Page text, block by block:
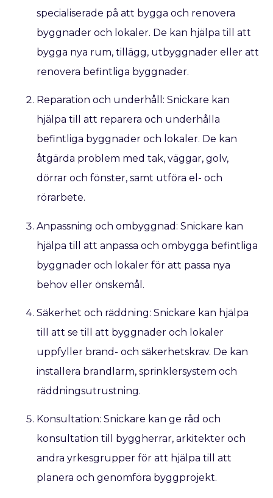
specialiserade på att bygga och renovera
byggnader och lokaler. De kan hjälpa till att
bygga nya rum, tillägg, utbyggnader eller att
renovera befintliga byggnader.
Reparation och underhåll: Snickare kan
hjälpa till att reparera och underhålla
befintliga byggnader och lokaler. De kan
åtgärda problem med tak, väggar, golv,
dörrar och fönster, samt utföra el- och
rörarbete.
Anpassning och ombyggnad: Snickare kan
hjälpa till att anpassa och ombygga befintliga
byggnader och lokaler för att passa nya
behov eller önskemål.
Säkerhet och räddning: Snickare kan hjälpa
till att se till att byggnader och lokaler
uppfyller brand- och säkerhetskrav. De kan
installera brandlarm, sprinklersystem och
räddningsutrustning.
Konsultation: Snickare kan ge råd och
konsultation till byggherrar, arkitekter och
andra yrkesgrupper för att hjälpa till att
planera och genomföra byggprojekt.